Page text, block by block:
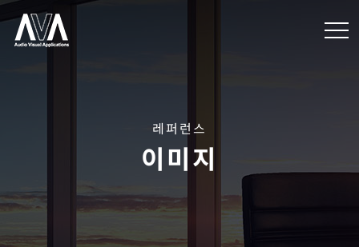
레퍼런스
이미지